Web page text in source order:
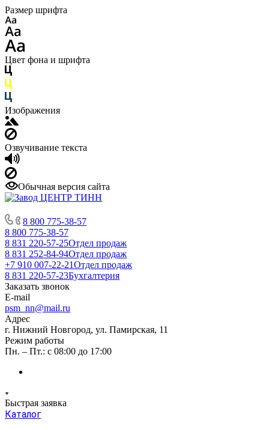
Размер шрифта
Цвет фона и шрифта
Изображения
Озвучивание текста
Обычная версия сайта
8 800 775-38-57
8 800 775-38-57
8 831 220-57-25Отдел продаж
8 831 252-84-94Отдел продаж
+7 910 007-22-21Отдел продаж
8 831 220-57-23Бухгалтерия
Заказать звонок
E-mail
psm_nn@mail.ru
Адрес
г. Нижний Новгород, ул. Памирская, 11
Режим работы
Пн. – Пт.: с 08:00 до 17:00
Быстрая заявка
Каталог